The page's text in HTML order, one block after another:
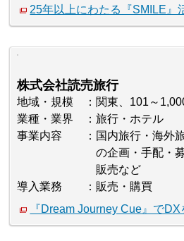
25年以上にわたる『SMILE』
株式会社読売旅行
地域・規模
関東、101～
業種・業界
旅行・ホテル
事業内容
国内旅行・海外
の企画・手配・
販売など
導入業務
販売・購買
『Dream Journey Cue』でDX